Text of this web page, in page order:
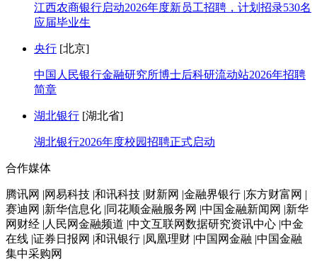
江西农商银行启动2026年度新员工招聘，计划招录530名
应届毕业生
央行 [北京]
中国人民银行金融研究所博士后科研流动站2026年招聘
简章
湖北银行 [湖北省]
湖北银行2026年度校园招聘正式启动
合作媒体
腾讯网 |网易科技 |和讯科技 |财新网 |金融界银行 |东方财富网 |
赛迪网 |新华信息化 |同花顺金融服务网 |中国金融新闻网 |新华
网财经 |人民网金融频道 |中文互联网数据研究资讯中心 |中金
在线 |证券日报网 |和讯银行 |凤凰理财 |中国网金融 |中国金融
集中采购网